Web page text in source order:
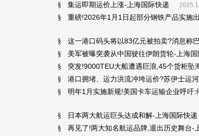
§ 集运即期运价上涨-上海国际快递
§ 重磅!2026年1月1日起部分钢铁产品实施
§ 这一港口码头将以83亿元被拍卖?消息称
§ 美军被曝突袭从中国驶往伊朗货轮-上海国
§ 突发!9000TEU大船遭遇巨浪,45个货柜坠
§ 港口拥堵、运力洪流冲垮运价?苏伊士运
§ 明年1月实施新规!美国卡车运输企业呼吁
§ 日本两大航运巨头达成和解-上海国际快递
§ 再见了!两大知名航运品牌,退出历史舞台-